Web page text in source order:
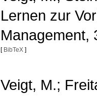
Lernen zur
Management,
[ BibTeX ]
Veigt, M.;